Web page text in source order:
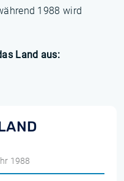
1988 wird
Land aus:
1988